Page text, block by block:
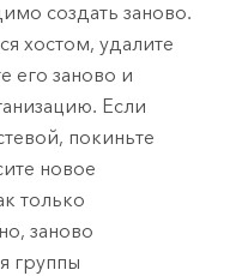
создать заново.
хостом, удалите
его заново и
Если
покиньте
новое
только
заново
группы